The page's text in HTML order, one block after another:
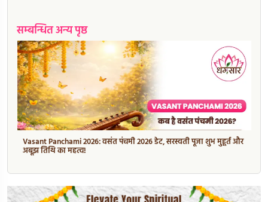
सम्बन्धित अन्य पृष्ठ
Vasant Panchami 2026: वसंत पंचमी 2026 डेट, सरस्वती पूजा शुभ मुहूर्त और
अबूझ तिथि का महत्व!